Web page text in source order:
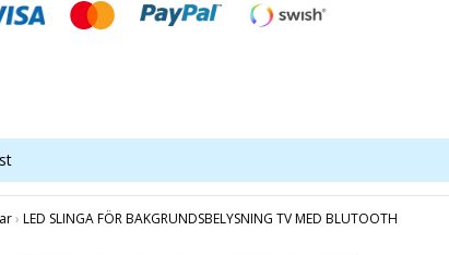
› LED SLINGA FÖR BAKGRUNDSBELYSNING TV MED BLUTOOTH